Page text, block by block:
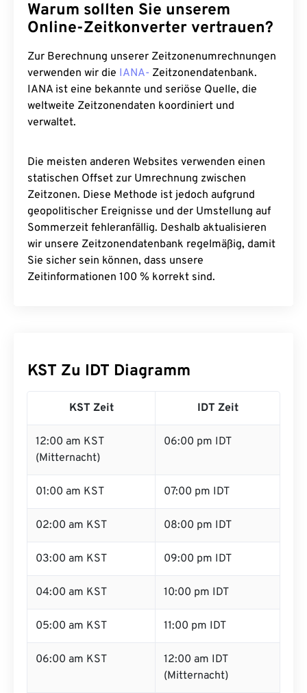
Warum sollten Sie unserem
Online-Zeitkonverter vertrauen?
Zur Berechnung unserer Zeitzonenumrechnungen
verwenden wir die IANA- Zeitzonendatenbank.
IANA ist eine bekannte und seriöse Quelle, die
weltweite Zeitzonendaten koordiniert und
verwaltet.
Die meisten anderen Websites verwenden einen
statischen Offset zur Umrechnung zwischen
Zeitzonen. Diese Methode ist jedoch aufgrund
geopolitischer Ereignisse und der Umstellung auf
Sommerzeit fehleranfällig. Deshalb aktualisieren
wir unsere Zeitzonendatenbank regelmäßig, damit
Sie sicher sein können, dass unsere
Zeitinformationen 100 % korrekt sind.
KST Zu IDT Diagramm
KST Zeit IDT Zeit
12:00 am KST
(Mitternacht)
06:00 pm IDT
01:00 am KST 07:00 pm IDT
02:00 am KST 08:00 pm IDT
03:00 am KST 09:00 pm IDT
04:00 am KST 10:00 pm IDT
05:00 am KST 11:00 pm IDT
06:00 am KST
12:00 am IDT
(Mitternacht)